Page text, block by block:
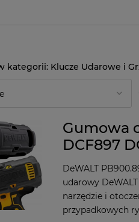
Klucze Udarowe i
Gumowa
DCF897
DeWALT
udarowy
narzędzie i
przypadkowych